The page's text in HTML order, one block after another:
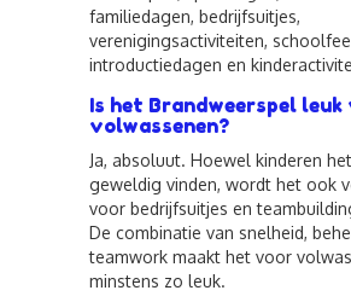
familiedagen, bedrijfsuitjes,
verenigingsactiviteiten,
introductiedagen en
Is het Brandweerspel
volwassenen?
Ja, absoluut. Hoewel kinderen
geweldig vinden, wordt het ook
voor bedrijfsuitjes en
De combinatie van snelheid,
teamwork maakt het voor
minstens zo leuk.